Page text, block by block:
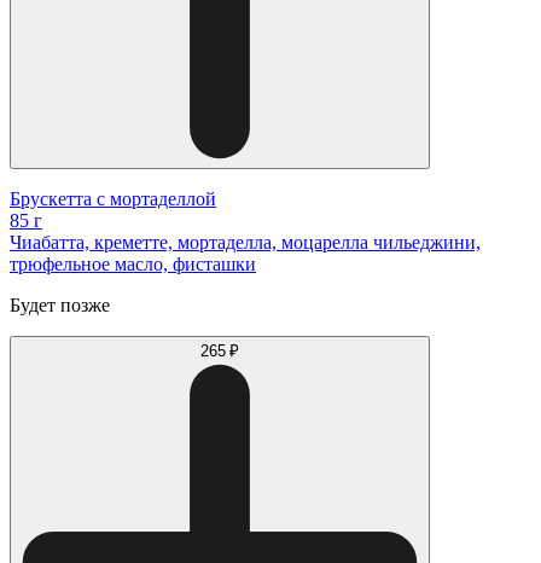
Брускетта с мортаделлой
85 г
Чиабатта, креметте, мортаделла, моцарелла чильеджини,
трюфельное масло, фисташки
Будет позже
265 ₽